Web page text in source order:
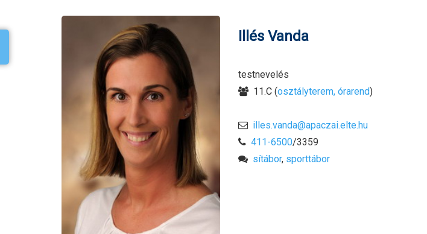
Illés Vanda
testnevelés
11.C (osztályterem, órarend)
illes.vanda@apaczai.elte.hu
411-6500/3359
sítábor, sporttábor